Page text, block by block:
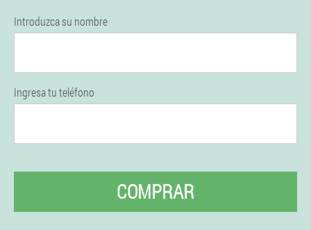
Introduzca su nombre
Ingresa tu teléfono
COMPRAR